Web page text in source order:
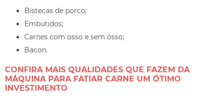
Bistecas de porco;
Embutidos;
Carnes com osso e sem osso;
Bacon.
CONFIRA MAIS QUALIDADES QUE FAZEM DA
MÁQUINA PARA FATIAR CARNE UM ÓTIMO
INVESTIMENTO